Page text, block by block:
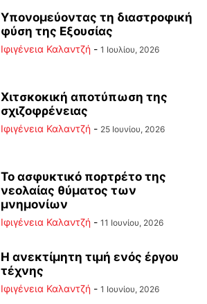
Υπονομεύοντας τη διαστροφική
φύση της Εξουσίας
Ιφιγένεια Καλαντζή - 1 Ιουλίου, 2026
Χιτσκοκική αποτύπωση της
σχιζοφρένειας
Ιφιγένεια Καλαντζή - 25 Ιουνίου, 2026
Το ασφυκτικό πορτρέτο της
νεολαίας θύματος των
μνημονίων
Ιφιγένεια Καλαντζή - 11 Ιουνίου, 2026
Η ανεκτίμητη τιμή ενός έργου
τέχνης
Ιφιγένεια Καλαντζή - 1 Ιουνίου, 2026